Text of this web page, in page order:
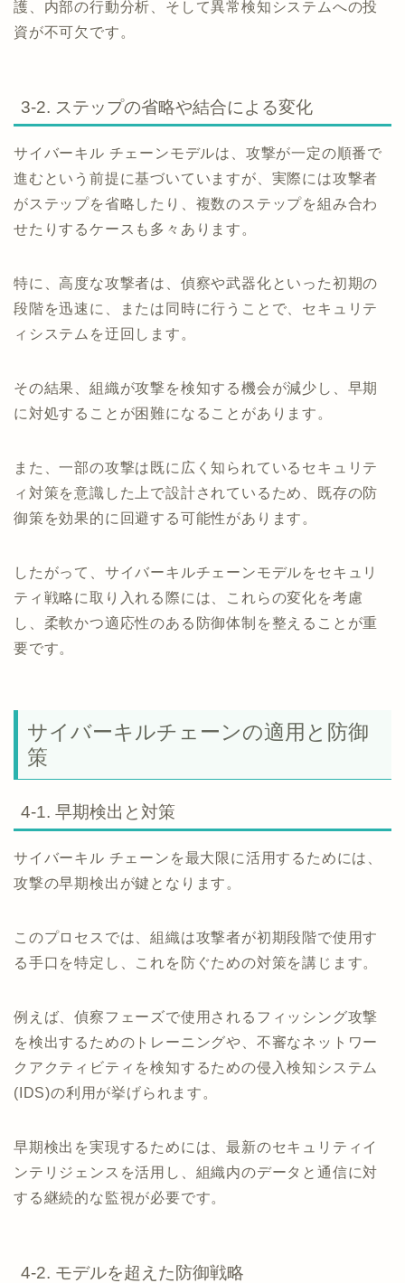
護、内部の行動分析、そして異常検知システムへの投
資が不可欠です。
3-2. ステップの省略や結合による変化
サイバーキル チェーンモデルは、攻撃が一定の順番で
進むという前提に基づいていますが、実際には攻撃者
がステップを省略したり、複数のステップを組み合わ
せたりするケースも多々あります。
特に、高度な攻撃者は、偵察や武器化といった初期の
段階を迅速に、または同時に行うことで、セキュリテ
ィシステムを迂回します。
その結果、組織が攻撃を検知する機会が減少し、早期
に対処することが困難になることがあります。
また、一部の攻撃は既に広く知られているセキュリテ
ィ対策を意識した上で設計されているため、既存の防
御策を効果的に回避する可能性があります。
したがって、サイバーキルチェーンモデルをセキュリ
ティ戦略に取り入れる際には、これらの変化を考慮
し、柔軟かつ適応性のある防御体制を整えることが重
要です。
サイバーキルチェーンの適用と防御
策
4-1. 早期検出と対策
サイバーキル チェーンを最大限に活用するためには、
攻撃の早期検出が鍵となります。
このプロセスでは、組織は攻撃者が初期段階で使用す
る手口を特定し、これを防ぐための対策を講じます。
例えば、偵察フェーズで使用されるフィッシング攻撃
を検出するためのトレーニングや、不審なネットワー
クアクティビティを検知するための侵入検知システム
(IDS)の利用が挙げられます。
早期検出を実現するためには、最新のセキュリティイ
ンテリジェンスを活用し、組織内のデータと通信に対
する継続的な監視が必要です。
4-2. モデルを超えた防御戦略